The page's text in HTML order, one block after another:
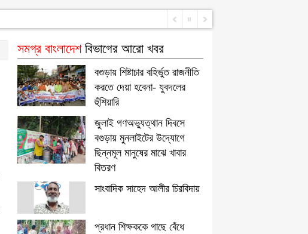
সমগ্র বাংলাদেশবিভাগের আরো খবর
বগুড়ায় শিষ্টাচার বহির্ভুত রাজনীতি
করতে দেয়া হবেনা- যুবদলের
হুঁশিয়ারি
জুলাই গণঅভ্যুত্থান দিবসে
বগুড়ায় মুনলাইটের উদ্যোগে
ছিন্নমূল মানুষের মাঝে খাবার
বিতরণ
সাংবাদিক সাহেদ আলীর চিরবিদায়
প্রধান শিক্ষককে গাছে বেঁধে